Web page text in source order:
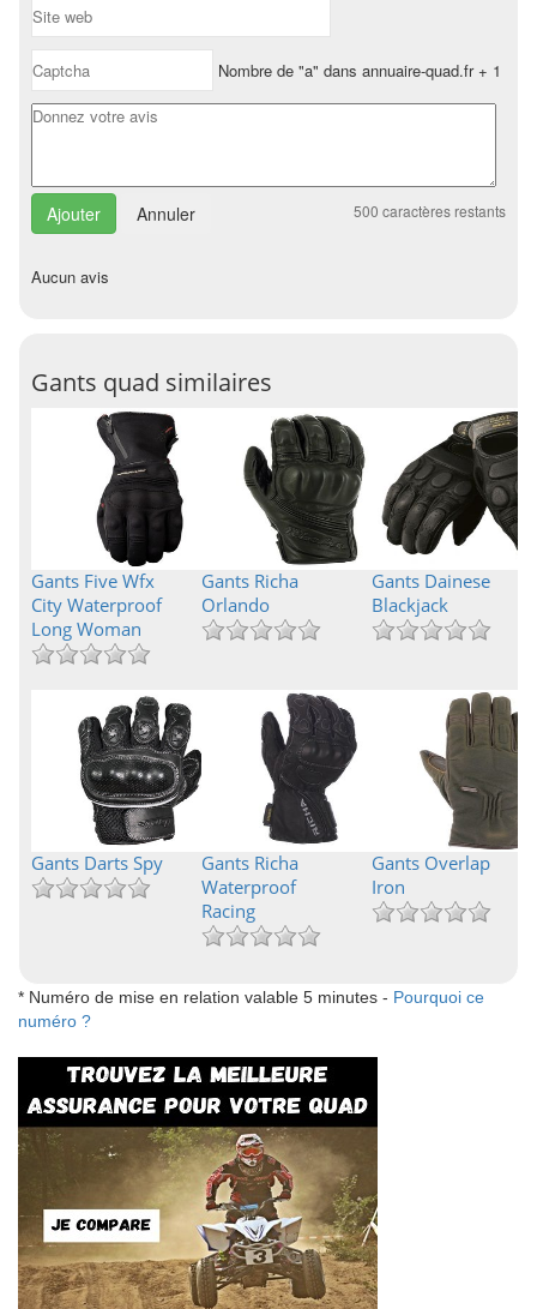
Nombre de "a" dans annuaire-quad.fr + 1
Annuler 500 caractères restants
Aucun avis
Gants quad similaires
Gants Five Wfx
City Waterproof
Long Woman
Gants Richa
Orlando
Gants Dainese
Blackjack
Gants Darts Spy
Gants Richa
Waterproof
Racing
Gants Overlap
Iron
* Numéro de mise en relation valable 5 minutes - Pourquoi ce
numéro ?